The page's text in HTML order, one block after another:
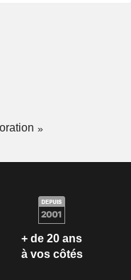
+ de 20 ans
à vos côtés